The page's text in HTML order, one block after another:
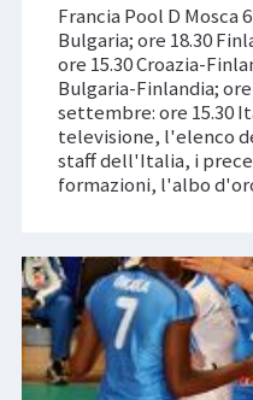
Francia Pool D Mosca
Bulgaria; ore 18.30
ore 15.30 Croazia-
Bulgaria-Finlandia;
settembre: ore 15.30
televisione, l'elenco
staff dell'Italia, i
formazioni, l'albo